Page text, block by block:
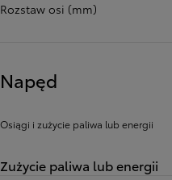
Rozstaw osi (mm)
Napęd
Osiągi i zużycie paliwa lub energii
Zużycie paliwa lub energii